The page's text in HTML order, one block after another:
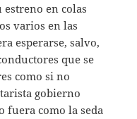
en colas
varios en las
esperarse, salvo,
que se
como si no
gobierno
fuera como la seda